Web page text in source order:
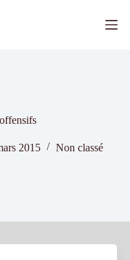
2015 Non classé